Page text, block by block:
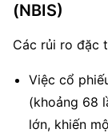
(NBIS)
Các rủi ro đặc
Việc cổ
(khoảng 68
lớn, khiến